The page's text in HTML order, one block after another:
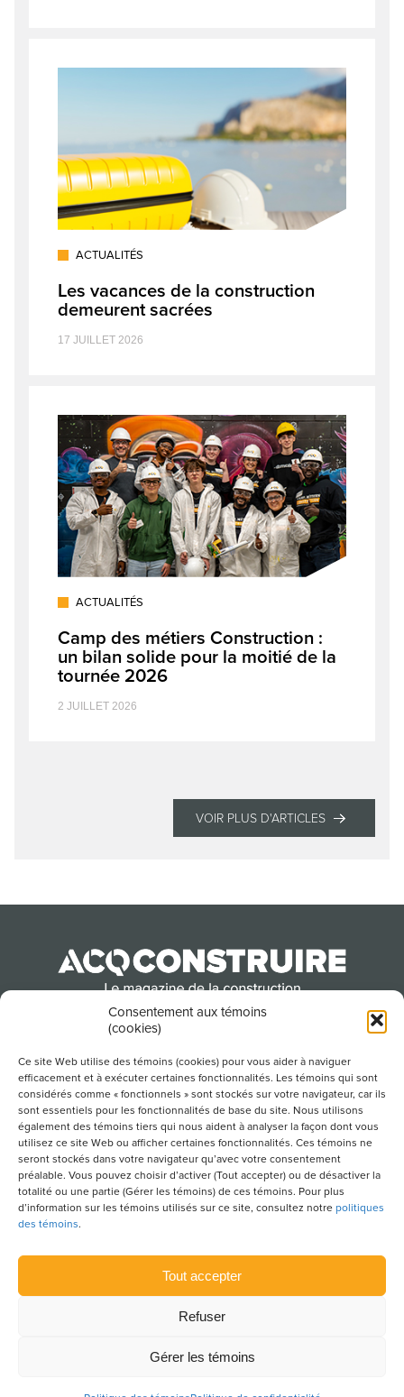
Consentement aux témoins
(cookies)
Ce site Web utilise des témoins (cookies) pour vous aider à naviguer
efficacement et à exécuter certaines fonctionnalités. Les témoins qui sont
considérés comme « fonctionnels » sont stockés sur votre navigateur, car ils
sont essentiels pour les fonctionnalités de base du site. Nous utilisons
également des témoins tiers qui nous aident à analyser la façon dont vous
utilisez ce site Web ou afficher certaines fonctionnalités. Ces témoins ne
seront stockés dans votre navigateur qu’avec votre consentement
préalable. Vous pouvez choisir d’activer (Tout accepter) ou de désactiver la
totalité ou une partie (Gérer les témoins) de ces témoins. Pour plus
d’information sur les témoins utilisés sur ce site, consultez notre politiques
des témoins.
Tout accepter
Refuser
Gérer les témoins
ACTUALITÉS
Les vacances de la construction
demeurent sacrées
17 JUILLET 2026
ACTUALITÉS
Camp des métiers Construction :
un bilan solide pour la moitié de la
tournée 2026
2 JUILLET 2026
VOIR PLUS D'ARTICLES
Québec
POUR S’ABONNER À NOTRE INFOLETTRE
LIENS UTILES
POLITIQUE DE CONFIDENTIALITÉ
PLAN DU SITE